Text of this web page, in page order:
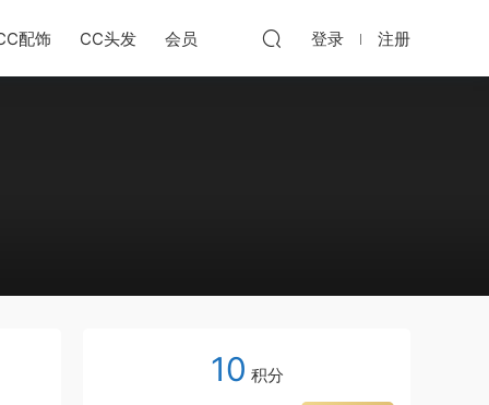
配饰 CC头发 会员 登录 注册
10 积分